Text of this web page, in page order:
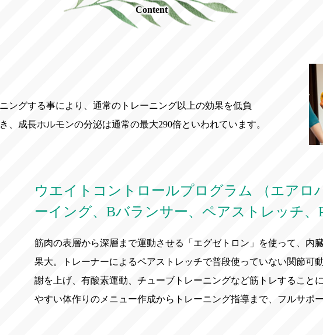
Content
ングする事により、通常のトレーニング以上の効果を低負
、成長ホルモンの分泌は通常の最大290倍といわれています。
ウエイトコントロールプログラム （エアロ
ーイング、Bバランサー、ペアストレッチ、
筋肉の表層から深層まで運動させる「エグゼトロン」を使って、内
果大。トレーナーによるペアストレッチで普段使っていない関節可
謝を上げ、有酸素運動、チューブトレーニングなど筋トレすること
やすい体作りのメニュー作成からトレーニング指導まで、フルサポ